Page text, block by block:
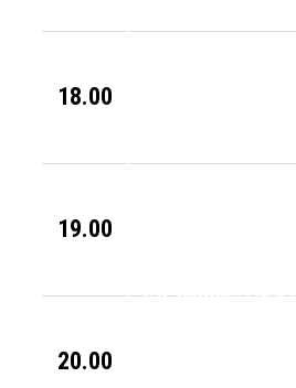
18.00
19.00
20.00
En Vogue (USA)